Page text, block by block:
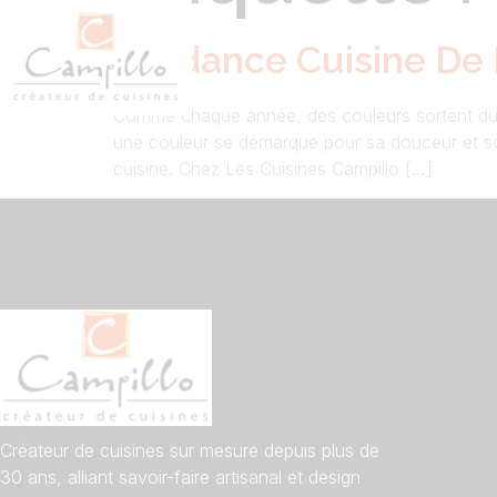
Tendance Cuisine
Comme chaque année, des couleurs sortent
une couleur se démarque pour sa douceur et
cuisine. Chez Les Cuisines Campillo […]
Créateur de cuisines sur mesure depuis plus de
30 ans, alliant savoir-faire artisanal et design